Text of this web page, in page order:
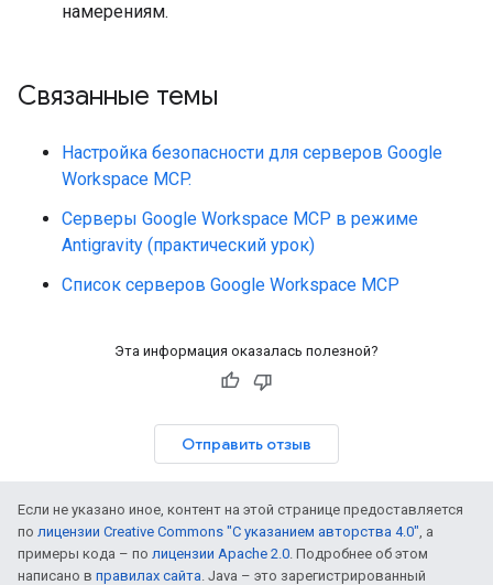
намерениям.
Связанные темы
Настройка безопасности для серверов Google
Workspace MCP.
Серверы Google Workspace MCP в режиме
Antigravity (практический урок)
Список серверов Google Workspace MCP
Эта информация оказалась полезной?
Отправить отзыв
Если не указано иное, контент на этой странице предоставляется
по лицензии Creative Commons "С указанием авторства 4.0", а
примеры кода – по лицензии Apache 2.0. Подробнее об этом
написано в правилах сайта. Java – это зарегистрированный